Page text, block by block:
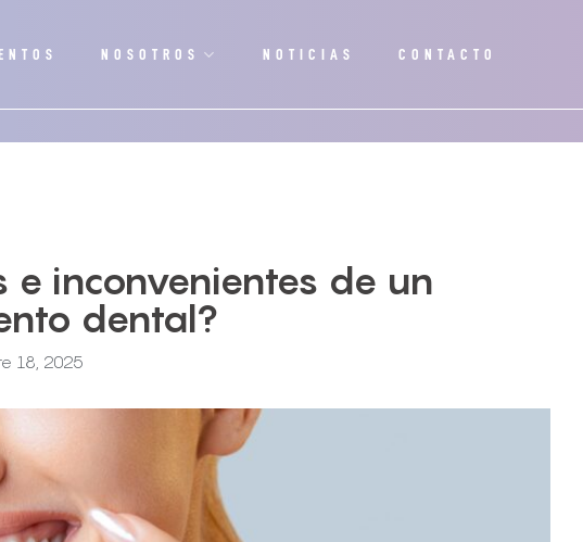
NOSOTROS NOTICIAS CONTACTO
inconvenientes de un
dental?
18, 2025